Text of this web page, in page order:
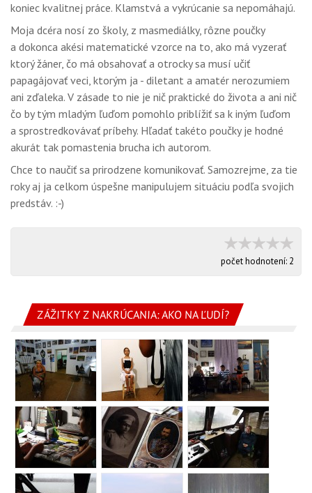
koniec kvalitnej práce. Klamstvá a vykrúcanie sa nepomáhajú.
Moja dcéra nosí zo školy, z masmediálky, rôzne poučky
a dokonca akési matematické vzorce na to, ako má vyzerať
ktorý žáner, čo má obsahovať a otrocky sa musí učiť
papagájovať veci, ktorým ja - diletant a amatér nerozumiem
ani zďaleka. V zásade to nie je nič praktické do života a ani nič
čo by tým mladým ľuďom pomohlo priblížiť sa k iným ľuďom
a sprostredkovávať príbehy. Hľadať takéto poučky je hodné
akurát tak pomastenia brucha ich autorom.
Chce to naučiť sa prirodzene komunikovať. Samozrejme, za tie
roky aj ja celkom úspešne manipulujem situáciu podľa svojich
predstáv. :-)
počet hodnotení: 2
ZÁŽITKY Z NAKRÚCANIA: AKO NA ĽUDÍ?